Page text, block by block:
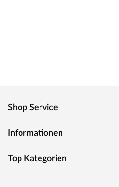
Shop Service
Informationen
Top Kategorien